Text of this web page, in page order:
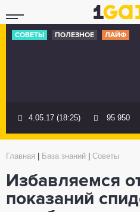
СОВЕТЫ ПОЛЕЗНОЕ ЛАЙФ
4.05.17 (18:25) 95 950
Главная База знаний Советы
Избавляемся
показаний